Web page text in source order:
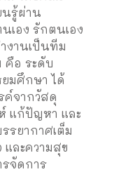
นรู้ผ่าน
เอง รักตนเอง
งานเป็นทีม
คือ ระดับ
มศึกษา ได้
ค์จากวัสดุ
แก้ปัญหา และ
รยากาศเต็ม
และความสุข
จัดการ